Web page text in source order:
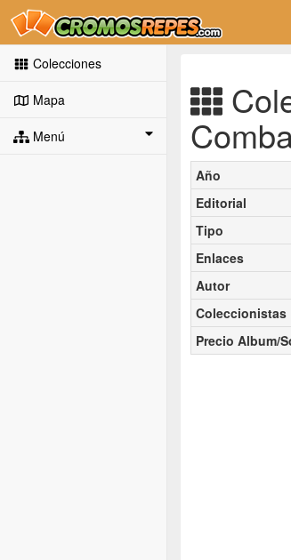
Colecciones
Mapa
Menú
Año
Editorial
Tipo
Enlaces
Autor
Coleccionistas
Precio Album/